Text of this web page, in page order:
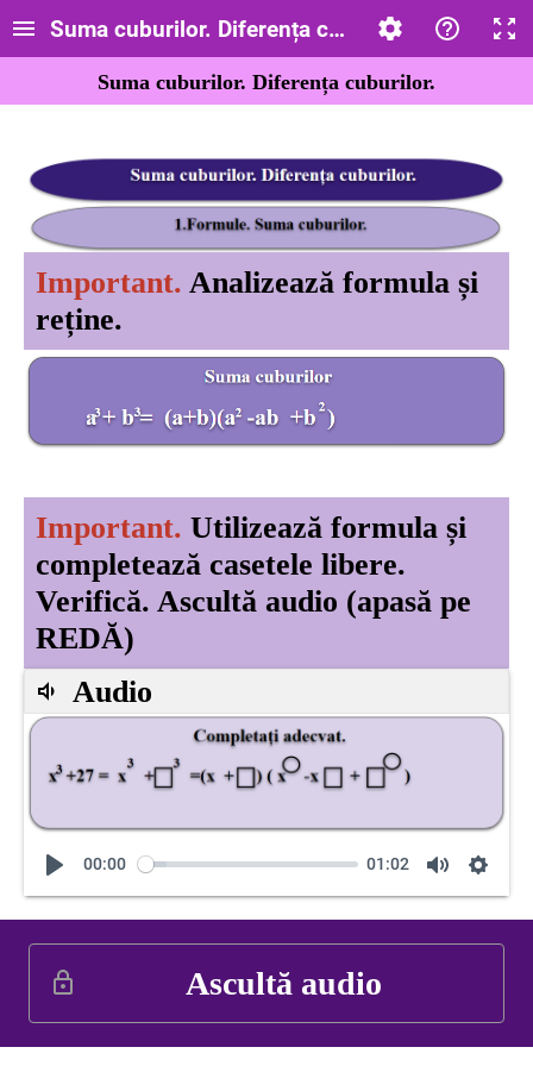
Suma cuburilor. Diferența cuburilor. Clasa a
Suma cuburilor. Diferența cuburilor.
Important. Analizează formula și
reține.
Important. Utilizează formula și
completează casetele libere.
Verifică. Ascultă audio (apasă pe
REDĂ)
Audio
00:00 01:02
Ascultă audio